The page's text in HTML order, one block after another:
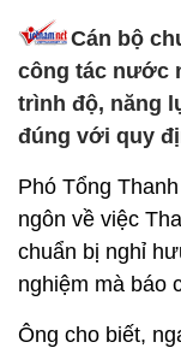
Cán bộ
công tác nước
trình độ, năng
đúng với quy
Phó Tổng
ngôn về việc
chuẩn bị nghỉ
nghiệm mà báo
Ông cho biết,